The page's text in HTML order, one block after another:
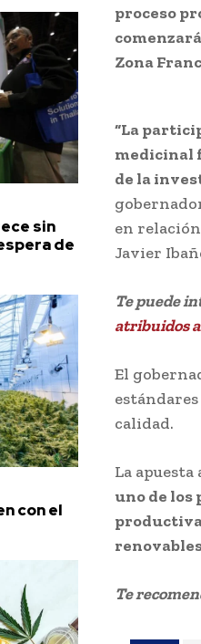
sin
de
con el
proceso
Zona
“La
medicinal
de la
en
Javier
Te puede
atribuidos
El
calidad.
La
uno de
Te